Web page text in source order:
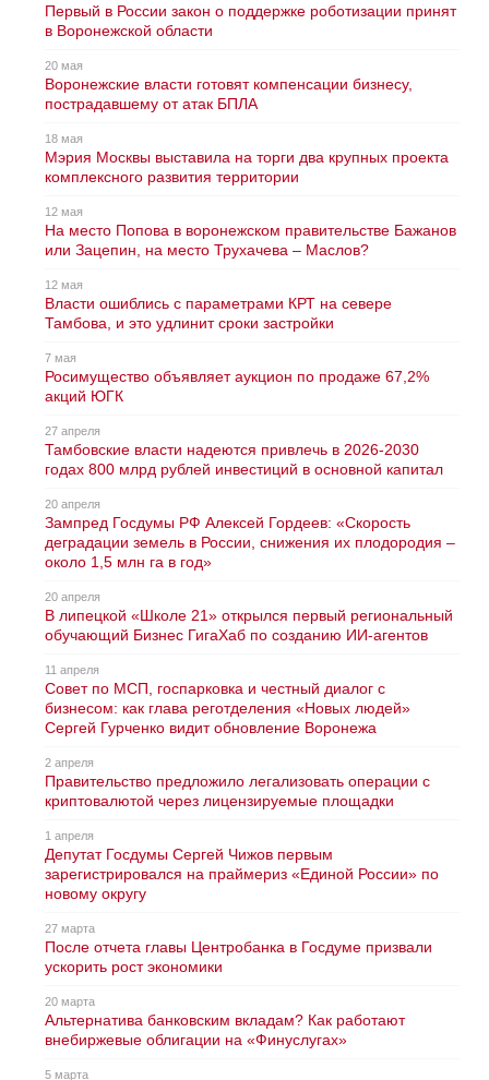
Первый в России закон о поддержке роботизации принят
в Воронежской области
20 мая
Воронежские власти готовят компенсации бизнесу,
пострадавшему от атак БПЛА
18 мая
Мэрия Москвы выставила на торги два крупных проекта
комплексного развития территории
12 мая
На место Попова в воронежском правительстве Бажанов
или Зацепин, на место Трухачева – Маслов?
12 мая
Власти ошиблись с параметрами КРТ на севере
Тамбова, и это удлинит сроки застройки
7 мая
Росимущество объявляет аукцион по продаже 67,2%
акций ЮГК
27 апреля
Тамбовские власти надеются привлечь в 2026-2030
годах 800 млрд рублей инвестиций в основной капитал
20 апреля
Зампред Госдумы РФ Алексей Гордеев: «Скорость
деградации земель в России, снижения их плодородия –
около 1,5 млн га в год»
20 апреля
В липецкой «Школе 21» открылся первый региональный
обучающий Бизнес ГигаХаб по созданию ИИ-агентов
11 апреля
Совет по МСП, госпарковка и честный диалог с
бизнесом: как глава реготделения «Новых людей»
Сергей Гурченко видит обновление Воронежа
2 апреля
Правительство предложило легализовать операции с
криптовалютой через лицензируемые площадки
1 апреля
Депутат Госдумы Сергей Чижов первым
зарегистрировался на праймериз «Единой России» по
новому округу
27 марта
После отчета главы Центробанка в Госдуме призвали
ускорить рост экономики
20 марта
Альтернатива банковским вкладам? Как работают
внебиржевые облигации на «Финуслугах»
5 марта